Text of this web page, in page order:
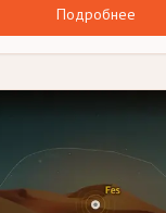
Подробнее